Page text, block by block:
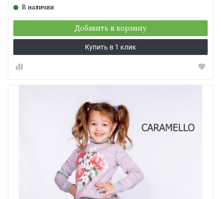
В наличии
Добавить в корзину
Купить в 1 клик